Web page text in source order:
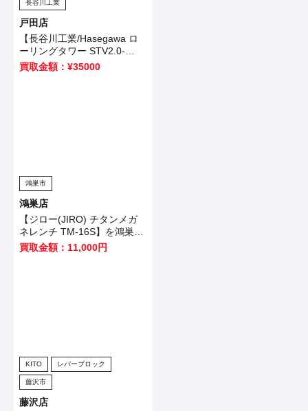
長谷川工業
戸田店
【長谷川工業/Hasegawa ロ
ーリングタワー STV2.0-
3(18017)】さいたま市のお客
様から買取させて頂きまし
買取金額：¥35000
鴻巣市
鴻巣店
【ジロー(JIRO) チタンメガ
ネレンチ TM-16S】を鴻巣市
のお客様から買取させていた
だきました！
買取金額：11,000円
KITO レバーブロック
藤沢市
藤沢店